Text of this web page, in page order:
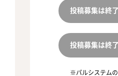
投稿募集は終
投稿募集は終
パルシステム